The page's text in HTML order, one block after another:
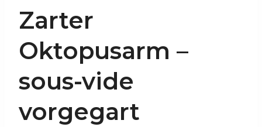
Zarter
Oktopusarm –
sous-vide
vorgegart